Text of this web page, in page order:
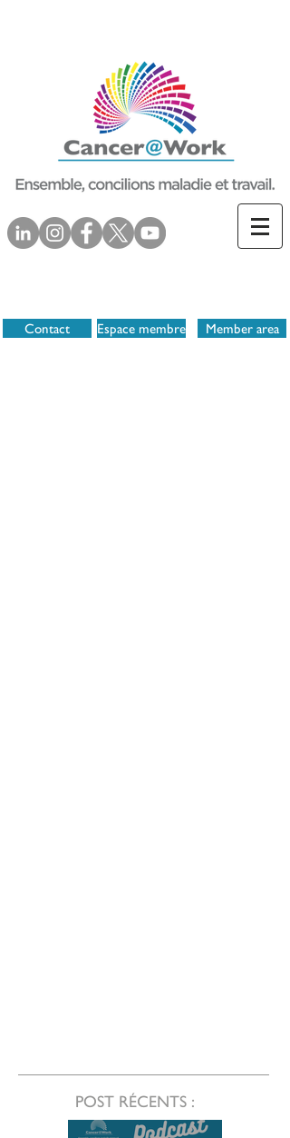
Contact Espace membre Member area
POST RÉCENTS :